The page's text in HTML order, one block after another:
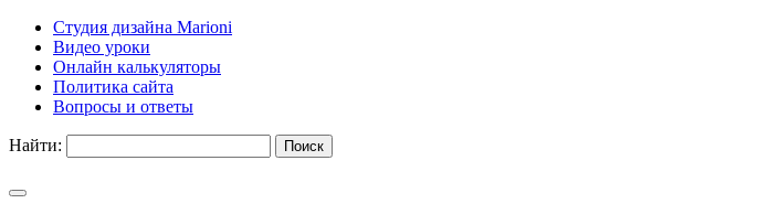
Студия дизайна Marioni
Видео уроки
Онлайн калькуляторы
Политика сайта
Вопросы и ответы
Найти: